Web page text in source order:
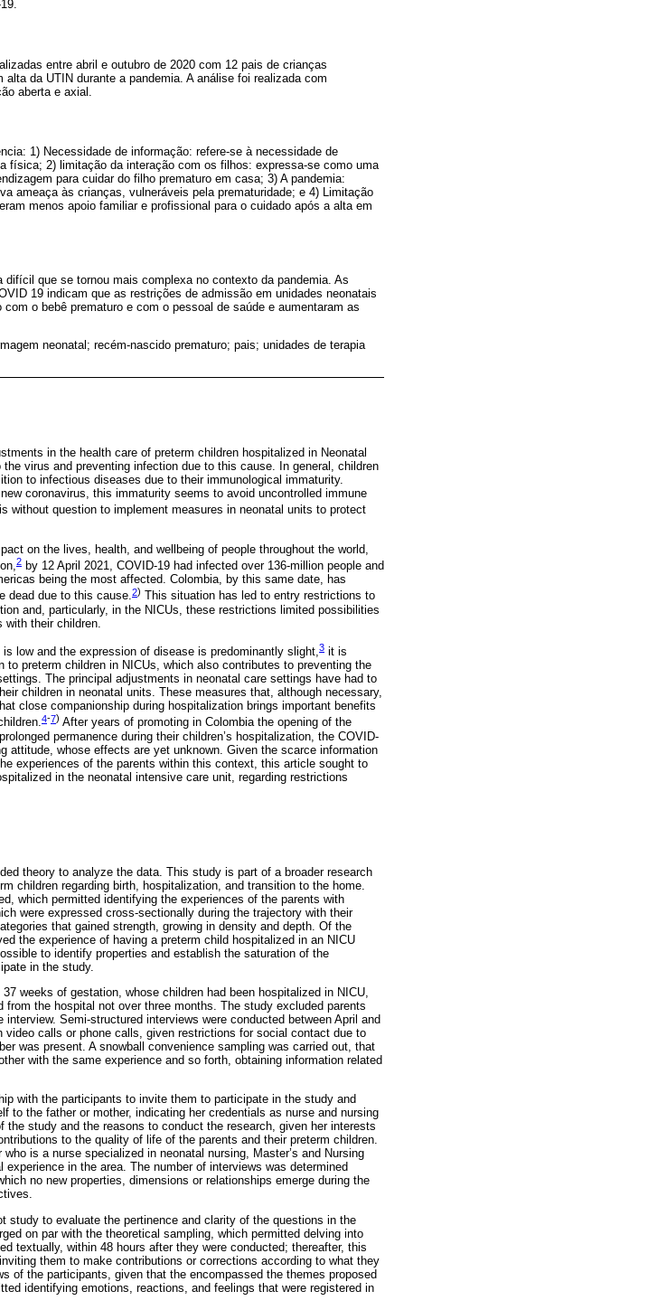
entre abril e outubro de 2020 com 12 pais de crianças
da UTIN durante a pandemia. A análise foi realizada com
aberta e axial.
1) Necessidade de informação: refere-se à necessidade de
física; 2) limitação da interação com os filhos: expressa-se como uma
para cuidar do filho prematuro em casa; 3) A pandemia:
ameaça às crianças, vulneráveis ​​pela prematuridade; e 4) Limitação
menos apoio familiar e profissional para o cuidado após a alta em
que se tornou mais complexa no contexto da pandemia. As
19 indicam que as restrições de admissão em unidades neonatais
o bebê prematuro e com o pessoal de saúde e aumentaram as
neonatal; recém-nascido prematuro; pais; unidades de terapia
in the health care of preterm children hospitalized in Neonatal
virus and preventing infection due to this cause. In general, children
to infectious diseases due to their immunological immaturity.
coronavirus, this immaturity seems to avoid uncontrolled immune
without question to implement measures in neonatal units to protect
on the lives, health, and wellbeing of people throughout the world,
2 by 12 April 2021, COVID-19 had infected over 136-million people and
being the most affected. Colombia, by this same date, has
dead due to this cause.2)
This situation has led to entry restrictions to
and, particularly, in the NICUs, these restrictions limited possibilities
their children.
low and the expression of disease is predominantly slight,3 it is
preterm children in NICUs, which also contributes to preventing the
The principal adjustments in neonatal care settings have had to
children in neonatal units. These measures that, although necessary,
close companionship during hospitalization brings important benefits
4-7) After years of promoting in Colombia the opening of the
permanence during their children’s hospitalization, the COVID-
attitude, whose effects are yet unknown. Given the scarce information
experiences of the parents within this context, this article sought to
in the neonatal intensive care unit, regarding restrictions
theory to analyze the data. This study is part of a broader research
children regarding birth, hospitalization, and transition to the home.
which permitted identifying the experiences of the parents with
were expressed cross-sectionally during the trajectory with their
that gained strength, growing in density and depth. Of the
the experience of having a preterm child hospitalized in an NICU
to identify properties and establish the saturation of the
in the study.
weeks of gestation, whose children had been hospitalized in NICU,
the hospital not over three months. The study excluded parents
Semi-structured interviews were conducted between April and
calls or phone calls, given restrictions for social contact due to
was present. A snowball convenience sampling was carried out, that
with the same experience and so forth, obtaining information related
with the participants to invite them to participate in the study and
to the father or mother, indicating her credentials as nurse and nursing
study and the reasons to conduct the research, given her interests
to the quality of life of the parents and their preterm children.
is a nurse specialized in neonatal nursing, Master’s and Nursing
in the area. The number of interviews was determined
no new properties, dimensions or relationships emerge during the
study to evaluate the pertinence and clarity of the questions in the
on par with the theoretical sampling, which permitted delving into
textually, within 48 hours after they were conducted; thereafter, this
them to make contributions or corrections according to what they
of the participants, given that the encompassed the themes proposed
identifying emotions, reactions, and feelings that were registered in